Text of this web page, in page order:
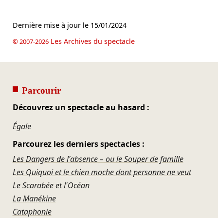
Dernière mise à jour le 15/01/2024
© 2007-2026Les Archives du spectacle
Parcourir
Découvrez un spectacle au hasard :
Égale
Parcourez les derniers spectacles :
Les Dangers de l'absence – ou le Souper de famille
Les Quiquoi et le chien moche dont personne ne veut
Le Scarabée et l'Océan
La Manékine
Cataphonie